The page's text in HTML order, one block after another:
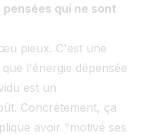
qui ne sont
pieux. C'est une
l'énergie dépensée
est un
Concrètement, ça
avoir "motivé ses